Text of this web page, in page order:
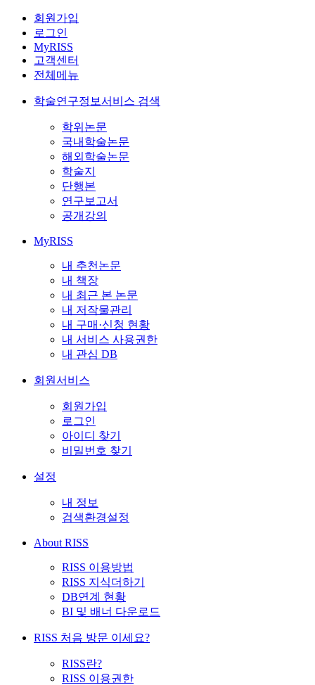
회원가입
로그인
MyRISS
고객센터
전체메뉴
학술연구정보서비스 검색
학위논문
국내학술논문
해외학술논문
학술지
단행본
연구보고서
공개강의
MyRISS
내 추천논문
내 책장
내 최근 본 논문
내 저작물관리
내 구매·신청 현황
내 서비스 사용권한
내 관심 DB
회원서비스
회원가입
로그인
아이디 찾기
비밀번호 찾기
설정
내 정보
검색환경설정
About RISS
RISS 이용방법
RISS 지식더하기
DB연계 현황
BI 및 배너 다운로드
RISS 처음 방문 이세요?
RISS란?
RISS 이용권한